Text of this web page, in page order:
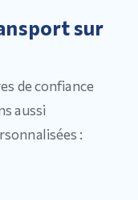
sur
de confiance
aussi
: